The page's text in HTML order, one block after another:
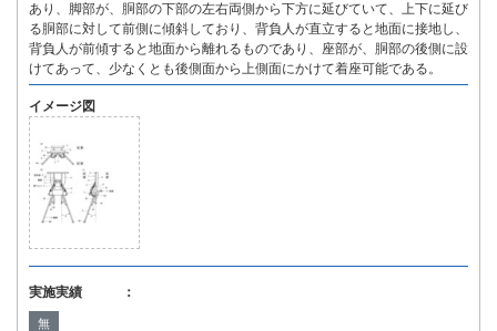
あり、脚部が、胴部の下部の左右両側から下方に延びていて、上下に延び
る胴部に対して前側に傾斜しており、背負人が直立すると地面に接地し、
背負人が前傾すると地面から離れるものであり、座部が、胴部の後側に設
けてあって、少なくとも後側面から上側面にかけて着座可能である。
イメージ図
実施実績 ：
無